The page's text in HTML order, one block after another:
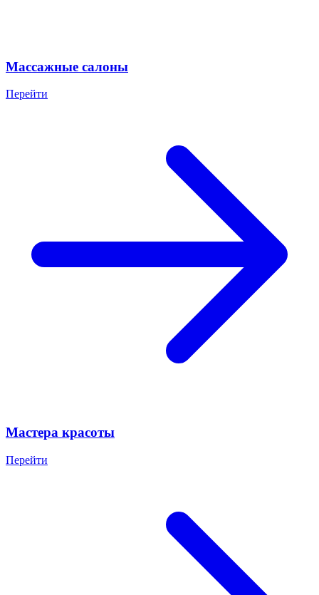
Массажные салоны
Перейти
Мастера красоты
Перейти